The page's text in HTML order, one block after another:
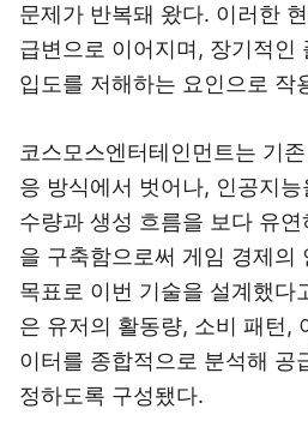
문제가 반복돼 왔다. 이러한
급변으로 이어지며, 장기적인
입도를 저해하는 요인으로 작
코스모스엔터테인먼트는 기
응 방식에서 벗어나, 인공지
수량과 생성 흐름을 보다 유
을 구축함으로써 게임 경제의
목표로 이번 기술을 설계했다
은 유저의 활동량, 소비 패턴,
이터를 종합적으로 분석해 공
정하도록 구성됐다.